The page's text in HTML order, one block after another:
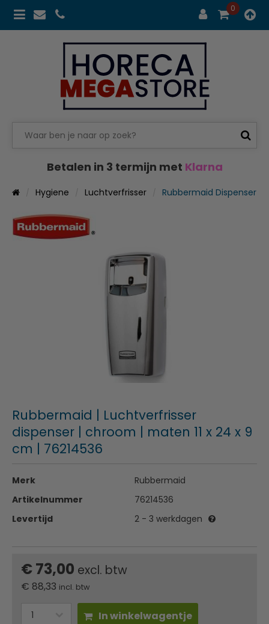
0
Betalen in 3 termijn met Klarna
Hygiene Luchtverfrisser Rubbermaid Dispenser
Rubbermaid | Luchtverfrisser
dispenser | chroom | maten 11 x 24 x 9
cm | 76214536
Merk
Rubbermaid
Artikelnummer
76214536
Levertijd
2 - 3 werkdagen
€ 73,00 excl. btw
€ 88,33 incl. btw
In winkelwagentje